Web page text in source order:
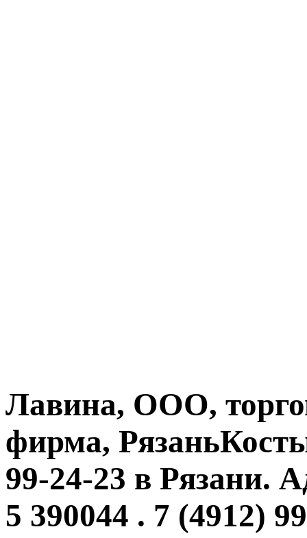
Лавина, ООО,
фирма,
99-24-23 в Рязани.
5 390044 . 7 (4912)